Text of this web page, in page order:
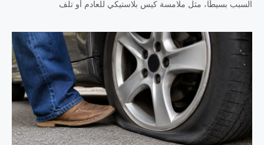
السبب بسيطًا، مثل ملامسة كيس بلاستيكي للعادم أو تلف